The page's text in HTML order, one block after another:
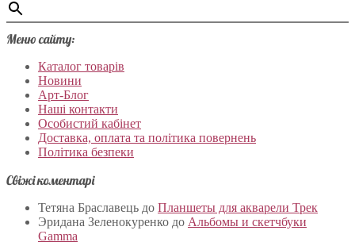
Меню сайту:
Каталог товарів
Новини
Арт-Блог
Наші контакти
Особистий кабінет
Доставка, оплата та політика повернень
Політика безпеки
Свіжі коментарі
Тетяна Браславець до Планшеты для акварели Трек
Эридана Зеленокуренко до Альбомы и скетчбуки
Gamma